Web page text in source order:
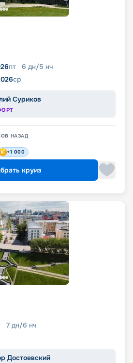
пт 6 дн/5 нч
ср
Суриков
НАЗАД
+1 000
круиз
7 дн/6 нч
Достоевский